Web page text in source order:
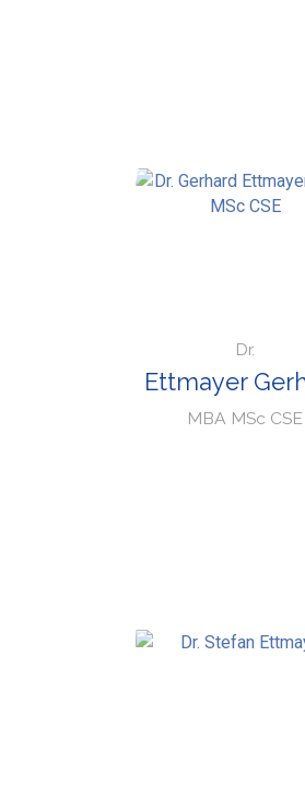
Dr.
Ettmayer
MBA MSc CSE